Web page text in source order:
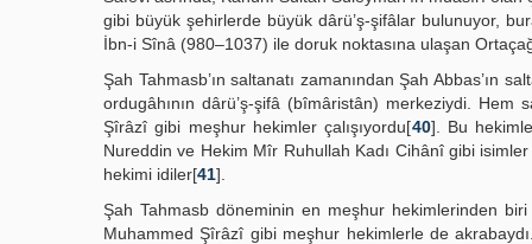
gibi büyük şehirlerde büyük dârü’ş-şifâlar bulunuyor,
İbn-i Sînâ (980–1037) ile doruk noktasına ulaşan
Şah Tahmasb’ın saltanatı zamanından Şah Abbas’ın
ordugâhının dârü’ş-şifâ (bîmâristân) merkeziydi.
Şîrâzî gibi meşhur hekimler çalışıyordu[40]. Bu
Nureddin ve Hekim Mîr Ruhullah Kadı Cihânî gibi
hekimi idiler[41].
Şah Tahmasb döneminin en meşhur hekimlerinden
Muhammed Şîrâzî gibi meşhur hekimlerle de